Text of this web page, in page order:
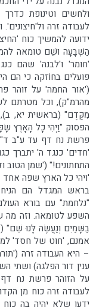
ולחשים וטינופת
לעבודה זרה ול'חיצונים'.
ידועה להמשיך כוח
הַשְׁבָּעָה ושֵׁם טומאה
'חומר' ו'לבנה' שהם
פועלים בחוֹזקה כי הם
('אור החמה' על זוהר
מהרמ"ק), וכל מטרתם
מִקֶּדֶם" (בראשית יא, ב),
הפסוק "וַיְהִי כָל הָאָרֶץ
פרשת נח דף עד ע"ב
'חדים' כנגד ה' יתברך
התחתונים!" ('שמן הטוב
'ויהי כל הארץ שפה אחד
בראש המגדל הם
"נלחמת" עם בורא
השפע לטומאה. וזה מה
בַשָּׁמַיִם וְנַעֲשֶׂה לָּנוּ שֵׁם"
אמנם, 'חוט של חסד'
– היא העבודה זרה
ענין דור הפלגה) ושתי
על הזוהר פרשת נח
לעבודה זרה כוח מן
ידעו שלא יהיה בה